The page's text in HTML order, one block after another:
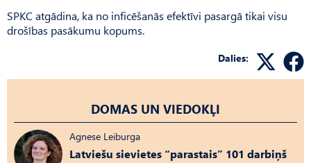
SPKC atgādina, ka no inficēšanās efektīvi pasargā tikai visu
drošības pasākumu kopums.
Dalies:
DOMAS UN VIEDOKĻI
Agnese Leiburga
Latviešu sievietes “parastais” 101 darbiņš